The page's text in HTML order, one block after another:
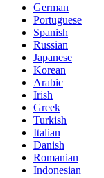
German
Portuguese
Spanish
Russian
Japanese
Korean
Arabic
Irish
Greek
Turkish
Italian
Danish
Romanian
Indonesian